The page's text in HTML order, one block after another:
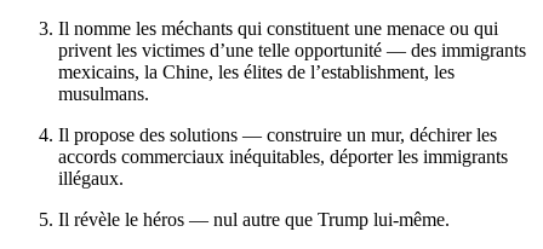
Il nomme les méchants qui constituent une menace ou qui
privent les victimes d’une telle opportunité — des immigrants
mexicains, la Chine, les élites de l’establishment, les
musulmans.
Il propose des solutions — construire un mur, déchirer les
accords commerciaux inéquitables, déporter les immigrants
illégaux.
Il révèle le héros — nul autre que Trump lui-même.